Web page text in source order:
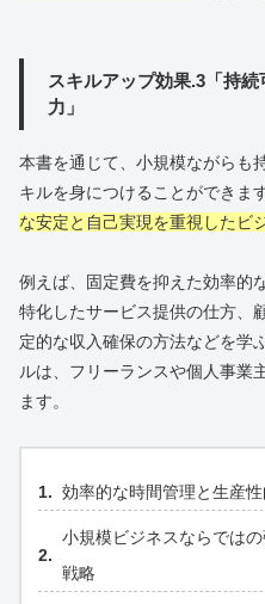
スキルアップ効果.3「持
力」
本書を通じて、小規模ながらも
キルを身につけることができます
な安定と自己実現を重視したビ
例えば、固定費を抑えた効率的
特化したサービス提供の仕方、
定的な収入確保の方法などを学
ルは、フリーランスや個人事業
ます。
効率的な時間管理と生産
小規模ビジネスならでは
戦略